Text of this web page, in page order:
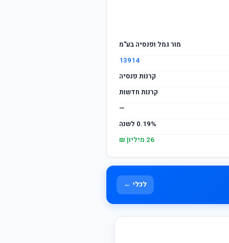
מור גמל ופנסיה בע"מ
13914
קרנות פנסיה
קרנות חדשות
—
0.19% לשנה
26 מיליון ₪
לכלי ←